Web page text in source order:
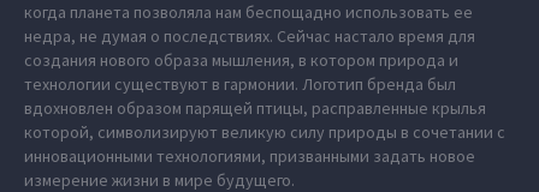
когда планета позволяла нам беспощадно использовать ее
недра, не думая о последствиях. Сейчас настало время для
создания нового образа мышления, в котором природа и
технологии существуют в гармонии. Логотип бренда был
вдохновлен образом парящей птицы, расправленные крылья
которой, символизируют великую силу природы в сочетании с
инновационными технологиями, призванными задать новое
измерение жизни в мире будущего.